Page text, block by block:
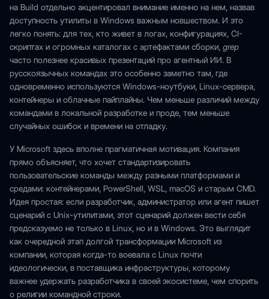
на Build отдельно акцентировал внимание именно на нем, назвав
доступность утилиты в Windows важным новшеством. И это
легко понять: для тех, кто живет в логах, конфигурациях, CI-
скриптах и огромных каталогах с артефактами сборки, grep
часто полезнее красивых презентаций про агентный ИИ. В
русскоязычных командах это особенно заметно там, где
одновременно используются Windows-ноутбуки, Linux-сервера,
контейнеры и облачные пайплайны. Чем меньше различий между
командами в локальной разработке и проде, тем меньше
случайных ошибок и времени на отладку.
У Microsoft здесь вполне прагматичная мотивация. Компания
прямо объясняет, что хочет стандартизировать
пользовательские команды между разными платформами и
средами: контейнерами, PowerShell, WSL, macOS и старым CMD.
Идея простая: если разработчик, администратор или агент пишет
сценарий с Unix-утилитами, этот сценарий должен вести себя
предсказуемо не только в Linux, но и в Windows. Это выглядит
как очередной этап долгой трансформации Microsoft из
компании, которая когда-то воевала с Linux почти
идеологически, в поставщика инфраструктуры, которому
важнее удержать разработчика в своей экосистеме, чем спорить
о религии командной строки.